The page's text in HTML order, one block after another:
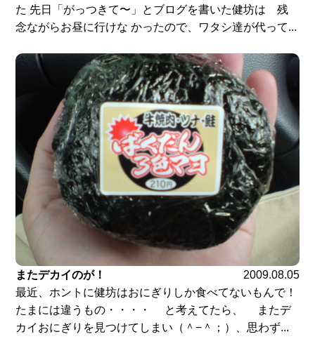
た 先日「がっつきて〜」とブログを書いた健坊は 残
念ながらお昼に行けな かったので、ワタシ達が代って...
またデカイのが！
2009.08.05
最近、ホントに健坊はおにぎりしか食べてないもんで！
たまには違うもの・・・・ と考えてたら、 またデ
カイおにぎりを見つけてしまい（＾−＾；）、思わず...